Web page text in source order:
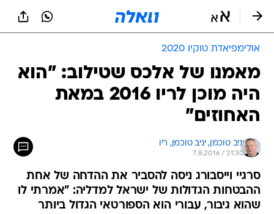
אולימפיאדת טוקיו 2020
מאמנו של אלכס שטילוב: "הוא
היה מוכן לריו 2016 במאת
האחוזים"
יניב טוכמן, יניב טוכמן, ריו
7.8.2016 / 21:30
סרגיי וייסבורג ניסה להסביר את ההדחה של אחת
ההבטחות הגדולות של ישראל למדליה: "אמרתי לו
שהוא גיבור, עבורי הוא הספורטאי הגדול ביותר